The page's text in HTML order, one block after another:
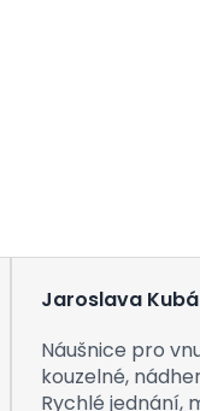
Jaroslava
Náušnice pro
kouzelné,
Rychlé jednání,